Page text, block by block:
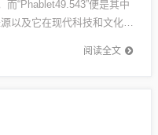
“Phablet49.543”便是其中
以及它在现代科技和文化中
阅读全文